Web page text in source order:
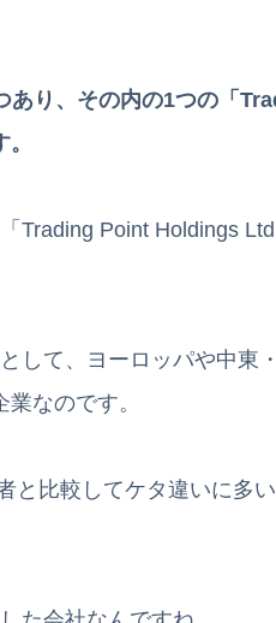
あり、その内の1つの「
Trading Point Holdings
して、ヨーロッパや中東
なのです。
と比較してケタ違いに多